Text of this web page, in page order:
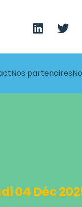
Nos partenaires
04 Déc